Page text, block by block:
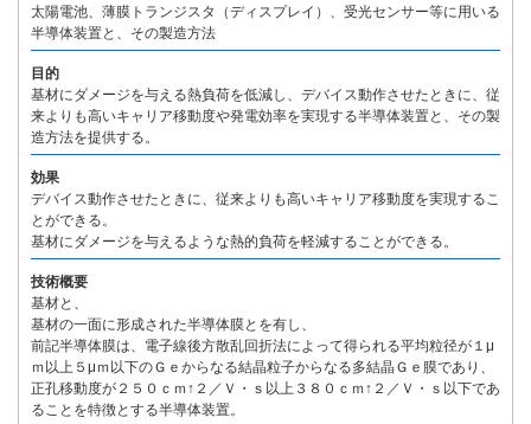
太陽電池、薄膜トランジスタ（ディスプレイ）、受光センサー等に用いる
半導体装置と、その製造方法
目的
基材にダメージを与える熱負荷を低減し、デバイス動作させたときに、従
来よりも高いキャリア移動度や発電効率を実現する半導体装置と、その製
造方法を提供する。
効果
デバイス動作させたときに、従来よりも高いキャリア移動度を実現するこ
とができる。
基材にダメージを与えるような熱的負荷を軽減することができる。
技術概要
基材と、
基材の一面に形成された半導体膜とを有し、
前記半導体膜は、電子線後方散乱回折法によって得られる平均粒径が１μ
ｍ以上５μｍ以下のＧｅからなる結晶粒子からなる多結晶Ｇｅ膜であり、
正孔移動度が２５０ｃｍ↑２／Ｖ・ｓ以上３８０ｃｍ↑２／Ｖ・ｓ以下であ
ることを特徴とする半導体装置。